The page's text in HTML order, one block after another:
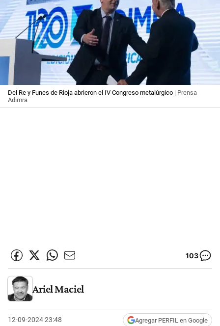
Del Re y Funes de Rioja abrieron el IV Congreso metalúrgico | Prensa
Adimra
103
Ariel Maciel
12-09-2024 23:48 Agregar PERFIL en Google